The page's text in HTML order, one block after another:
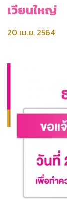
เวียนใหญ่
20 เม.ย. 2564